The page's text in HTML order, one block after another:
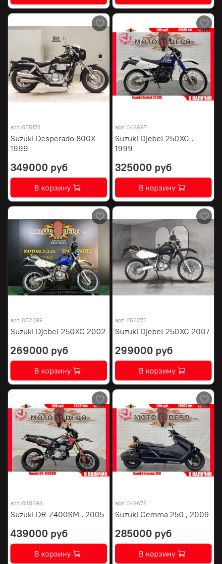
арт. 055174
Suzuki Desperado 800X
1999
349000 руб
В корзину
арт. 048697
Suzuki Djebel 250XC ,
1999
325000 руб
В корзину
арт. 052099
Suzuki Djebel 250XC 2002
269000 руб
В корзину
арт. 056272
Suzuki Djebel 250XC 2007
299000 руб
В корзину
арт. 048694
Suzuki DR-Z400SM , 2005
439000 руб
В корзину
арт. 049678
Suzuki Gemma 250 , 2009
285000 руб
В корзину